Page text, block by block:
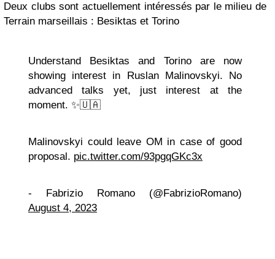
Deux clubs sont actuellement intéressés par le milieu de
Terrain marseillais : Besiktas et Torino
Understand Besiktas and Torino are now
showing interest in Ruslan Malinovskyi. No
advanced talks yet, just interest at the
moment. ✨🇺🇦
Malinovskyi could leave OM in case of good
proposal. pic.twitter.com/93pgqGKc3x
- Fabrizio Romano (@FabrizioRomano)
August 4, 2023